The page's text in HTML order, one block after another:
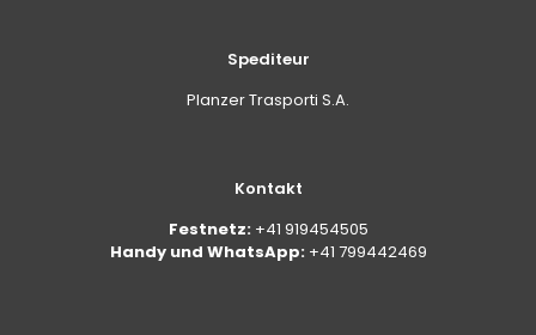
Spediteur
Planzer Trasporti S.A.
Kontakt
Festnetz: +41 919454505
Handy und WhatsApp: +41 799442469